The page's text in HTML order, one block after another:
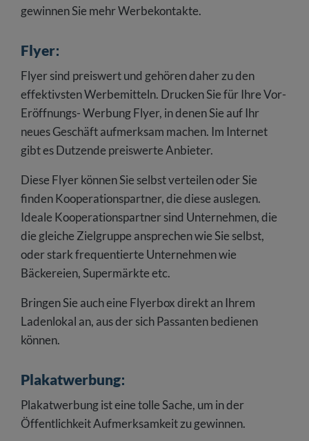
gewinnen Sie mehr Werbekontakte.
Flyer:
Flyer sind preiswert und gehören daher zu den
effektivsten Werbemitteln. Drucken Sie für Ihre Vor-
Eröffnungs- Werbung Flyer, in denen Sie auf Ihr
neues Geschäft aufmerksam machen. Im Internet
gibt es Dutzende preiswerte Anbieter.
Diese Flyer können Sie selbst verteilen oder Sie
finden Kooperationspartner, die diese auslegen.
Ideale Kooperationspartner sind Unternehmen, die
die gleiche Zielgruppe ansprechen wie Sie selbst,
oder stark frequentierte Unternehmen wie
Bäckereien, Supermärkte etc.
Bringen Sie auch eine Flyerbox direkt an Ihrem
Ladenlokal an, aus der sich Passanten bedienen
können.
Plakatwerbung:
Plakatwerbung ist eine tolle Sache, um in der
Öffentlichkeit Aufmerksamkeit zu gewinnen.